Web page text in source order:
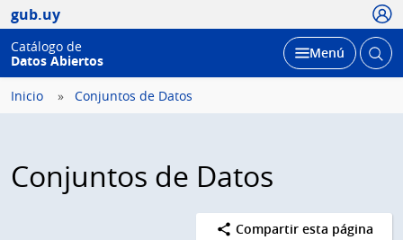
gub.uy
Catálogo de
Datos Abiertos
Desplegar
Menú Abrir
Inicio Conjuntos de Datos
Conjuntos de Datos
Compartir esta página